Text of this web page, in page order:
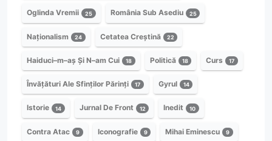
Oglinda Vremii 25 România Sub Asediu 25
Naționalism 24 Cetatea Creștină 22
Haiduci–m–aș Și N–am Cui 18 Politică 18 Curs 17
Învățături Ale Sfinților Părinți 17 Gyrul 14
Istorie 14 Jurnal De Front 12 Inedit 10
Contra Atac 9 Iconografie 9 Mihai Eminescu 9